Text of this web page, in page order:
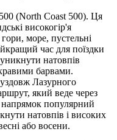
(North Coast 500). Ця
високогір'я
море, пустельні
час для поїздки
натовпів
барвами.
Лазурного
який веде через
популярний
натовпів і високих
або восени.